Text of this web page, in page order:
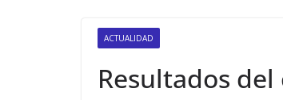
ACTUALIDAD
Resultados